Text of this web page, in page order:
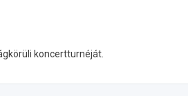
koncertturnéját.